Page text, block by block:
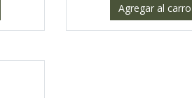
Agregar al carro